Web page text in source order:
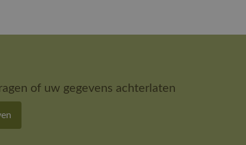
of uw gegevens achterlaten